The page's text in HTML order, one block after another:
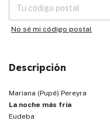
No sé mi código postal
Descripción
Mariana (Pupé) Pereyra
La noche más fría
Eudeba